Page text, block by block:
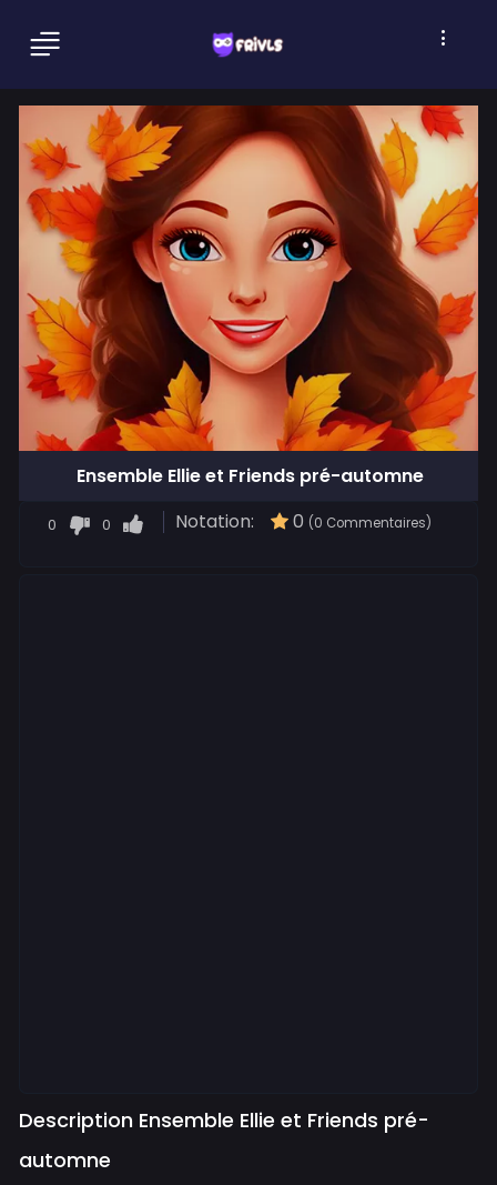
Ensemble Ellie et Friends pré-automne
0 0 Notation: 0 (0 Commentaires)
Description Ensemble Ellie et Friends pré-
automne